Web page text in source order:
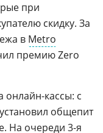
при
скидку. За
в Metro
премию Zero
онлайн-кассы: с
общепит
На очереди 3-я